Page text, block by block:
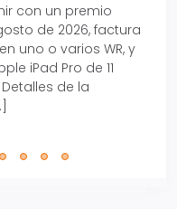
con un premio
de 2026, factura
uno o varios WR, y
iPad Pro de 11
de la